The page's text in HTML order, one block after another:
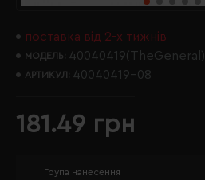
поставка від 2-х тижнів
МОДЕЛЬ: 40040419(TheGeneral)
АРТИКУЛ: 40040419-08
181.49 грн
Група нанесення